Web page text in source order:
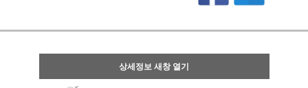
상세정보 새창 열기